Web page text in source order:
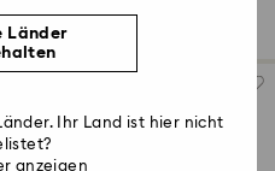
Filter
Filter
Länder
Ihr Land ist hier nicht
anzeigen